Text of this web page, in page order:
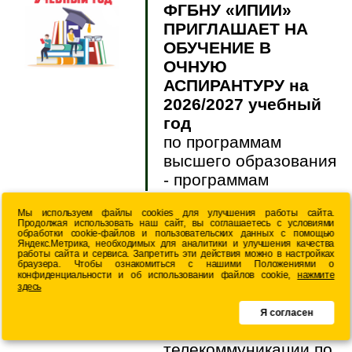
ФГБНУ «ИПИИ»
ПРИГЛАШАЕТ НА
ОБУЧЕНИЕ В
ОЧНУЮ
АСПИРАНТУРУ на
2026/2027 учебный
год
по программам
высшего образования
- программам
подготовки научных и
научно-
педагогических
кадров по группе
научных
Информационные
технологии и
Мы используем файлы cookies для улучшения работы сайта.
Продолжая использовать наш сайт, вы соглашаетесь с условиями
обработки cookie-файлов и пользовательских данных с помощью
Яндекс.Метрика, необходимых для аналитики и улучшения качества
работы сайта и сервиса. Запретить эти действия можно в настройках
браузера. Чтобы ознакомиться с нашими Положениями о
конфиденциальности и об использовании файлов cookie,нажмите
здесь
Я согласен